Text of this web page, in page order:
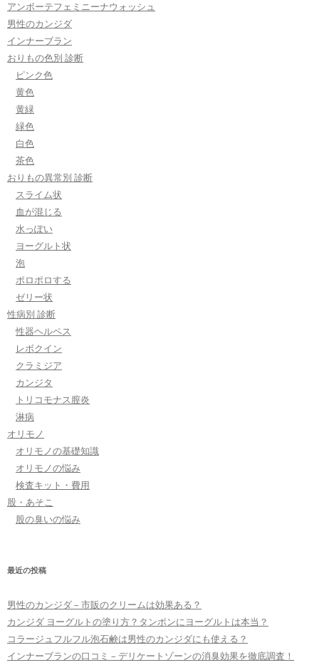
アンボーテフェミニーナウォッシュ
男性のカンジダ
インナーブラン
おりもの色別 診断
ピンク色
黄色
黄緑
緑色
白色
茶色
おりもの異常別 診断
スライム状
血が混じる
水っぽい
ヨーグルト状
泡
ポロポロする
ゼリー状
性病別 診断
性器ヘルペス
レボクイン
クラミジア
カンジタ
トリコモナス膣炎
淋病
オリモノ
オリモノの基礎知識
オリモノの悩み
検査キット・費用
股・あそこ
股の臭いの悩み
最近の投稿
男性のカンジダ – 市販のクリームは効果ある？
カンジダ ヨーグルトの塗り方？タンポンにヨーグルトは本当？
コラージュフルフル泡石鹸は男性のカンジダにも使える？
インナーブランの口コミ – デリケートゾーンの消臭効果を徹底調査！